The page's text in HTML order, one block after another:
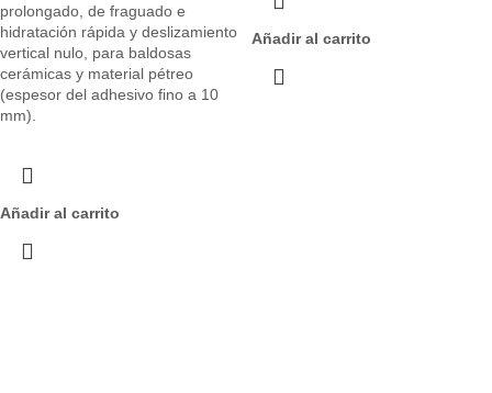
prolongado, de fraguado e
hidratación rápida y deslizamiento
vertical nulo, para baldosas
cerámicas y material pétreo
(espesor del adhesivo fino a 10
mm).
Añadir al carrito
Añadir al carrito